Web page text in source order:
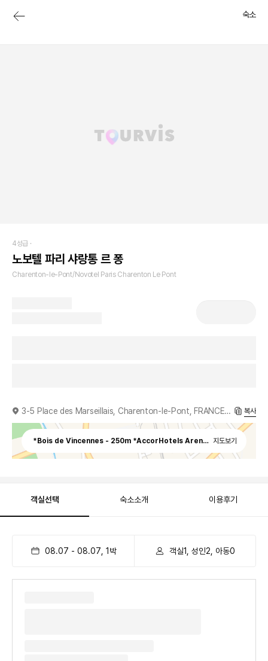
숙소
4성급 ·
노보텔 파리 샤랑통 르 퐁
Charenton-le-Pont/Novotel Paris Charenton Le Pont
3-5 Place des Marseillais, Charenton-le-Pont, FRANCE, 94227 복사
*Bois de Vincennes - 250m *AccorHotels Arena (Bercy Arena)
지도보기
객실선택 숙소소개 이용후기
08.07 - 08.07 1 박 객실1, 성인2, 아동0